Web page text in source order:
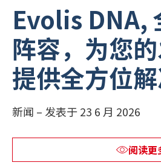
PORTUGUÊS (葡萄牙语（巴西） )
हिन्दी(印地语
Evolis DNA,
阵容，为您
提供全方位
新闻 – 发表于 23 6 月 2026
阅读更